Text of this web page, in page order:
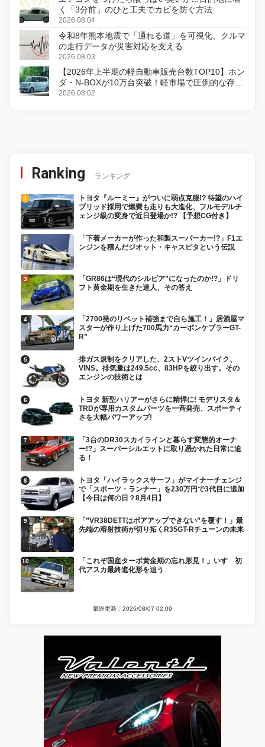
く「3分前」のひと工夫でカビを防ぐ方法
2026.08.04
令和8年熊本地震で「通れる道」を可視化、クルマ
の走行データが災害対応を支える
2026.08.03
【2026年上半期の軽自動車販売台数TOP10】ホン
ダ・N-BOXが10万台突破！軽市場で圧倒的な存在
感
2026.08.02
Ranking ランキング
トヨタ『ルーミー』がついに弱点克服!? 待望のハイ
ブリッド採用で燃費も走りも大進化、フルモデルチ
ェンジ級の変身で近日登場か!? 【予想CG付き】
「下着メーカーが作った和製スーパーカー!?」F1エ
ンジンを積んだジオット・キャスピタという伝説
「GR86は“現代のシルビア”になったのか!?」ドリ
フト黄金期を生きた達人、その答え
「2700発のリベット補強まで自ら施工！」居酒屋マ
スターが作り上げた700馬力“カーボンケブラーGT-
R”
排ガス規制をクリアした、2ストVツインバイク、
VINS。排気量は249.5cc、83HPを絞り出す。その
エンジンの技術とは
トヨタ 新型ハリアーがさらに精悍に! モデリスタ＆
TRDが専用カスタムパーツを一斉発売、スポーティ
さを大幅パワーアップ!
「3台のDR30スカイラインと暮らす変態的オーナ
ー!?」スーパーシルエットに取り憑かれた日常に迫
る！
トヨタ「ハイラックスサーフ」がマイナーチェンジ
で「スポーツ・ランナー」を230万円で3代目に追加
【今日は何の日？8月4日】
「”VR38DETTはボアアップできない”を覆す！」最
先端の溶射技術が切り拓くR35GT-Rチューンの未来
「これぞ国産ターボ黄金期の忘れ形見！」いすゞ初
代アスカ最終進化形を追う
最終更新：2026/08/07 02:09